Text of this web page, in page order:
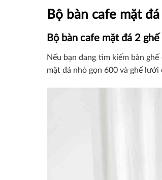
Bộ bàn cafe mặt
Bộ bàn cafe mặt đá 2
Nếu bạn đang tìm kiếm bàn
mặt đá nhỏ gọn 600 và ghế